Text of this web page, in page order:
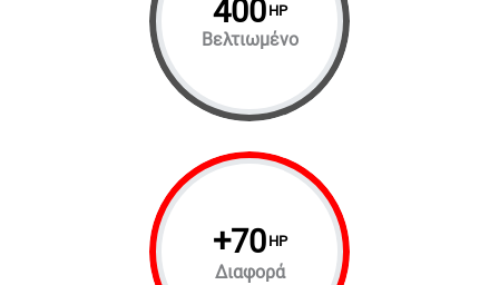
400 HP
Βελτιωμένο
+70 HP
Διαφορά